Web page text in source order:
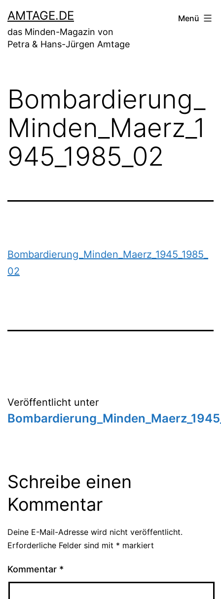
Zum
Inhalt
springen
AMTAGE.DE
das Minden-Magazin von
Petra & Hans-Jürgen Amtage
Menü
Bombardierung_
Minden_Maerz_1
945_1985_02
Bombardierung_Minden_Maerz_1945_1985_
02
Beitragsnavigation
Veröffentlicht unter
Schreibe einen
Kommentar
Deine E-Mail-Adresse wird nicht veröffentlicht.
Erforderliche Felder sind mit * markiert
Kommentar *